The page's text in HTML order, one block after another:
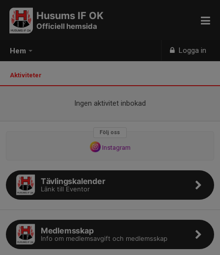
Hem Logga in
Husums IF OK
Officiell hemsida
Aktiviteter
Ingen aktivitet inbokad
Följ oss
Instagram
Tävlingskalender
Länk till Eventor
Medlemsskap
Info om medlemsavgift och medlemsskap